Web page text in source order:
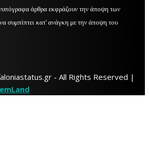
άρθρα εκφράζουν την άποψη των
συμπίπτει κατ' ανάγκη με την άποψη του
- All Rights Reserved |